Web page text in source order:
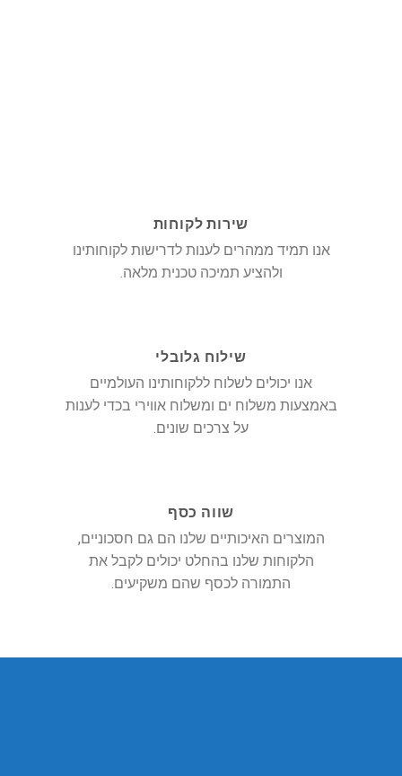
שירות לקוחות
אנו תמיד ממהרים לענות לדרישות לקוחותינו
ולהציע תמיכה טכנית מלאה.
שילוח גלובלי
אנו יכולים לשלוח ללקוחותינו העולמיים
באמצעות משלוח ים ומשלוח אווירי בכדי לענות
על צרכים שונים.
שווה כסף
המוצרים האיכותיים שלנו הם גם חסכוניים,
הלקוחות שלנו בהחלט יכולים לקבל את
התמורה לכסף שהם משקיעים.